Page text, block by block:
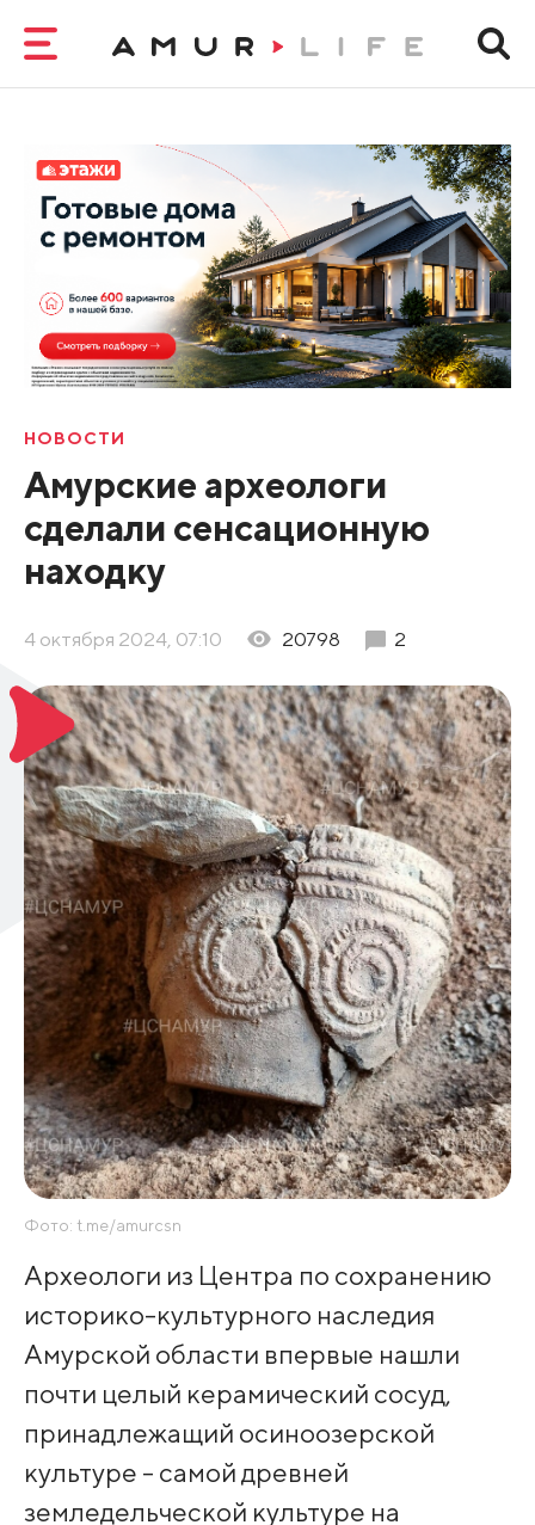
НОВОСТИ
Амурские археологи
сделали сенсационную
находку
4 октября 2024, 07:10 20798 2
Фото: t.me/amurcsn
Археологи из Центра по сохранению
историко-культурного наследия
Амурской области впервые нашли
почти целый керамический сосуд,
принадлежащий осиноозерской
культуре - самой древней
земледельческой культуре на